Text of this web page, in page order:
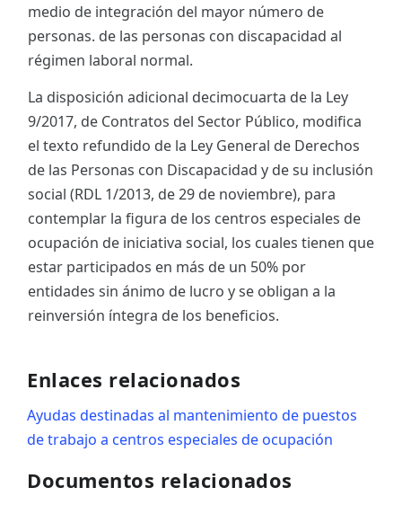
medio de integración del mayor número de
personas. de las personas con discapacidad al
régimen laboral normal.
La disposición adicional decimocuarta de la Ley
9/2017, de Contratos del Sector Público, modifica
el texto refundido de la Ley General de Derechos
de las Personas con Discapacidad y de su inclusión
social (RDL 1/2013, de 29 de noviembre), para
contemplar la figura de los centros especiales de
ocupación de iniciativa social, los cuales tienen que
estar participados en más de un 50% por
entidades sin ánimo de lucro y se obligan a la
reinversión íntegra de los beneficios.
Enlaces relacionados
Ayudas destinadas al mantenimiento de puestos
de trabajo a centros especiales de ocupación
Documentos relacionados